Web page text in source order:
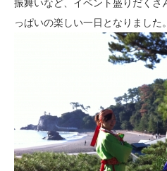
振舞いなど、イベント盛りだくさ
っぱいの楽しい一日となりました。